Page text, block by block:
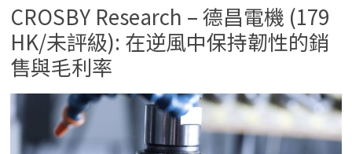
CROSBY Research – 德昌電機 (179
HK/未評級): 在逆風中保持韌性的銷
售與毛利率